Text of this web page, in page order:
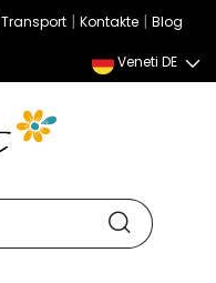
Transport | Kontakte | Blog
Veneti DE